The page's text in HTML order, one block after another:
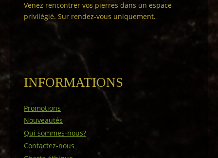
Venez rencontrer vos pierres dans un espace
privilégié. Sur rendez-vous uniquement.
INFORMATIONS
Promotions
Nouveautés
Qui sommes-nous?
Contactez-nous